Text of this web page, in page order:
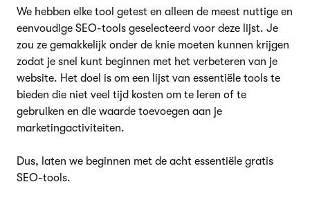
We hebben elke tool getest en alleen de meest nuttige en
eenvoudige SEO-tools geselecteerd voor deze lijst. Je
zou ze gemakkelijk onder de knie moeten kunnen krijgen
zodat je snel kunt beginnen met het verbeteren van je
website. Het doel is om een lijst van essentiële tools te
bieden die niet veel tijd kosten om te leren of te
gebruiken en die waarde toevoegen aan je
marketingactiviteiten.
Dus, laten we beginnen met de acht essentiële gratis
SEO-tools.